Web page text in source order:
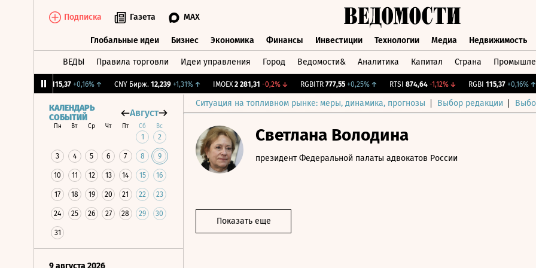
Подписка Газета MAX
Глобальные идеи Бизнес Экономика Финансы Инвестиции Технологии Медиа Недвижимость
ВЕДЫ Правила торговли Идеи управления Город Ведомости& Аналитика Капитал Страна
115,37 +0,16% ↑ CNY Бирж. 12,239 +1,31%↑ IMOEX 2 281,31 -0,2%↓ RGBITR 777,55 +0,25%↑ RTSI 874,64 -1,12% ↓ RGBI 115,37 +0,16% ↑
Ситуация на топливном рынке: меры, динамика, прогнозы Выбор редакции
КАЛЕНДАРЬ
СОБЫТИЙ
Август
Пн Вт Ср Чт Пт Сб Вс
1 2
3 4 5 6 7 8 9
10 11 12 13 14 15 16
17 18 19 20 21 22 23
24 25 26 27 28 29 30
31
9 августа 2026
Светлана Володина
президент Федеральной палаты адвокатов России
Показать еще